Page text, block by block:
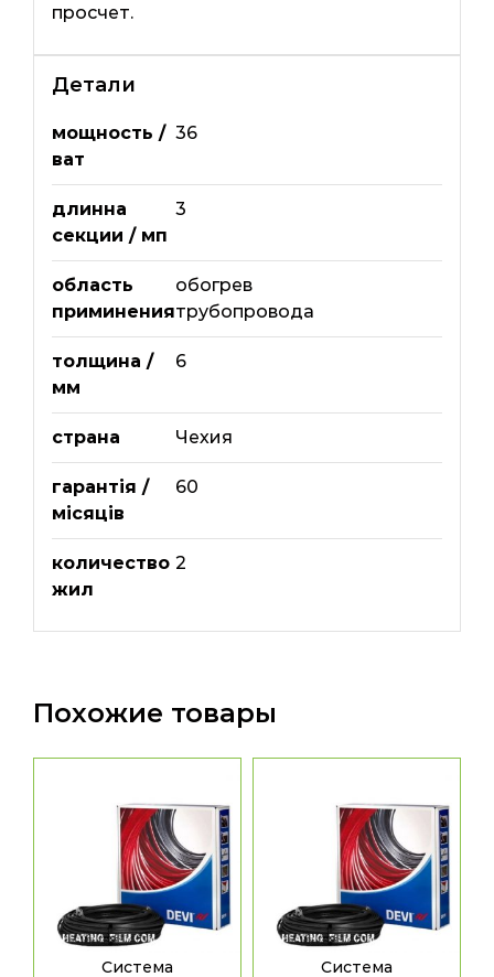
просчет.
Детали
мощность /
ват
36
длинна
секции / мп
3
область
приминения
обогрев
трубопровода
толщина /
мм
6
страна Чехия
гарантія /
місяців
60
количество
жил
2
Похожие товары
Система
Система